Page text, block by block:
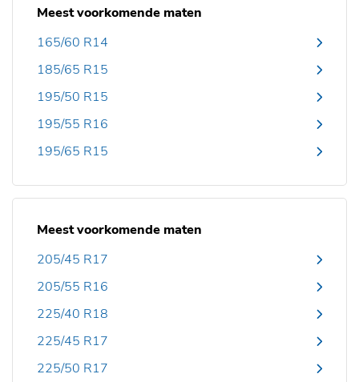
Meest voorkomende maten
165/60 R14
185/65 R15
195/50 R15
195/55 R16
195/65 R15
Meest voorkomende maten
205/45 R17
205/55 R16
225/40 R18
225/45 R17
225/50 R17